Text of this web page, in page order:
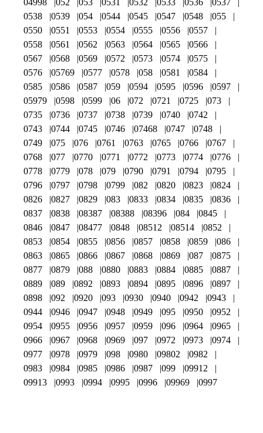
04998 052 053 0531 0532 0533 0536
0537
0538
0539 054 0544 0545 0547 0548
055
0550
0551 0553 0554 0555 0556
0557
0558
0561 0562 0563 0564 0565
0566
0567
0568 0569 0572 0573 0574
0575
0576
05769 0577 0578 058 0581
0584
0585
0586 0587 059 0594 0595 0596
0597
05979
0598 0599 06 072 0721 0725
073
0735
0736 0737 0738 0739 0740
0742
0743
0744 0745 0746 07468 0747
0748
0749
075 076 0761 0763 0765 0766
0767
0768
077 0770 0771 0772 0773 0774
0776
0778
0779 078 079 0790 0791 0794
0795
0796
0797 0798 0799 082 0820 0823
0824
0826
0827 0829 083 0833 0834 0835
0836
0837
0838 08387 08388 08396 084
0845
0846
0847 08477 0848 08512 08514
0852
0853
0854 0855 0856 0857 0858 0859
086
0863
0865 0866 0867 0868 0869 087
0875
0877
0879 088 0880 0883 0884 0885
0887
0889
089 0892 0893 0894 0895 0896
0897
0898
092 0920 093 0930 0940 0942
0943
0944
0946 0947 0948 0949 095 0950
0952
0954
0955 0956 0957 0959 096 0964
0965
0966
0967 0968 0969 097 0972 0973
0974
0977
0978 0979 098 0980 09802
0982
0983
0984 0985 0986 0987 099
09912
09913
0993 0994 0995 0996 09969 0997